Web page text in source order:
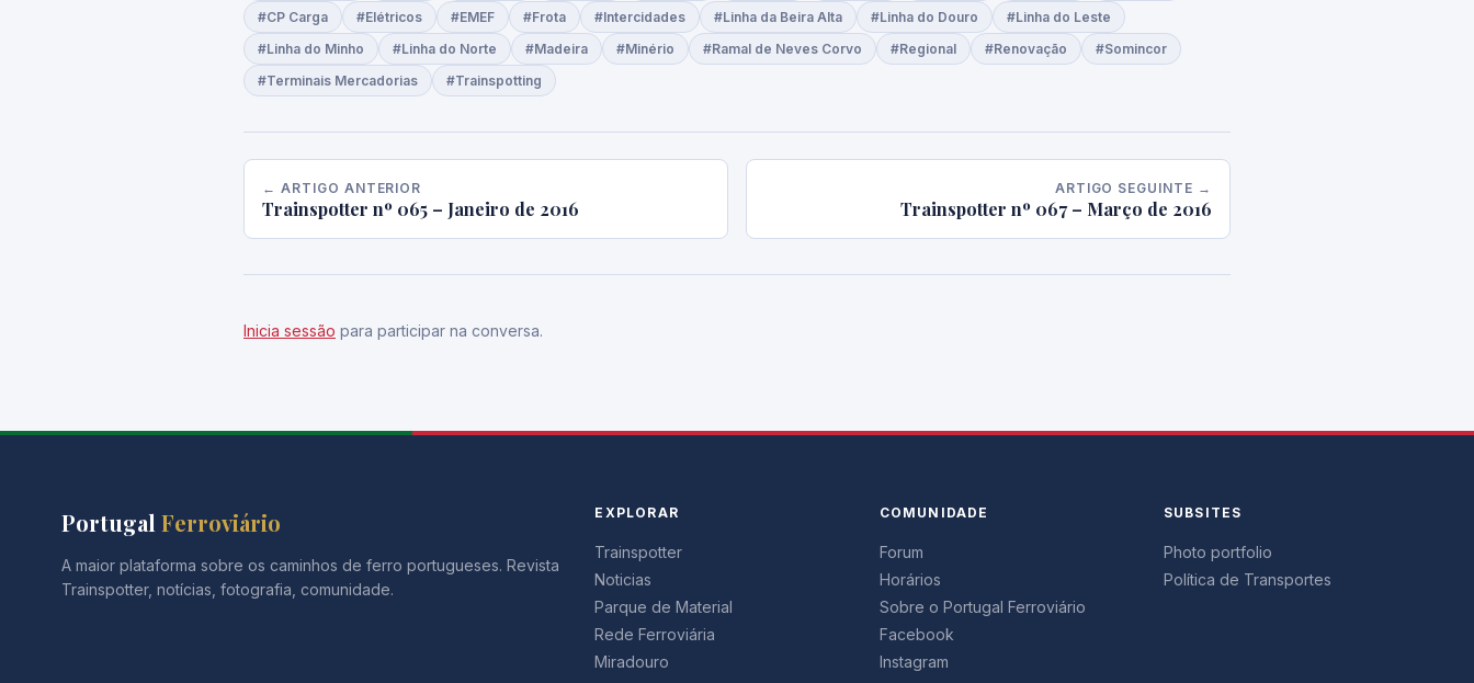
#CP Carga
#Elétricos #EMEF #Frota #Intercidades #Linha da Beira Alta #Linha do Douro
#Linha do Leste
#Linha do Minho
#Linha do Norte #Madeira #Minério #Ramal de Neves Corvo #Regional #Renovação
#Somincor
#Terminais Mercadorias
#Trainspotting
← ARTIGO ANTERIOR
Trainspotter nº 065 – Janeiro de 2016
ARTIGO SEGUINTE →
Trainspotter nº 067 – Março de 2016
Inicia sessão para participar na conversa.
Portugal Ferroviário
A maior plataforma sobre os caminhos de ferro portugueses. Revista
Trainspotter, notícias, fotografia, comunidade.
EXPLORAR
Trainspotter
Noticias
Parque de Material
Rede Ferroviária
Miradouro
COMUNIDADE
Forum
Horários
Sobre o Portugal Ferroviário
Facebook
Instagram
SUBSITES
Photo portfolio
Política de Transportes